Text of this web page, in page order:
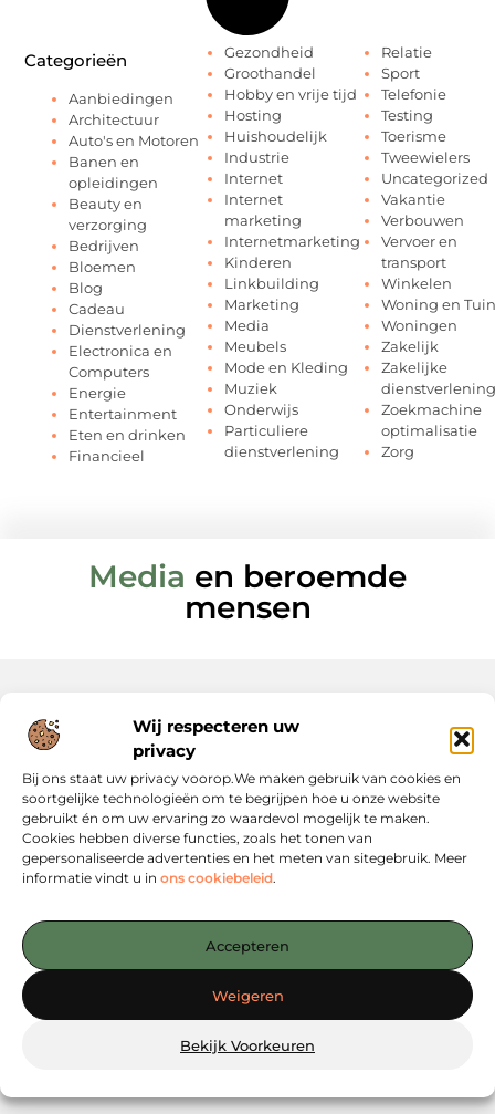
Wij respecteren uw
privacy
Bij ons staat uw privacy voorop.We maken gebruik van cookies en
soortgelijke technologieën om te begrijpen hoe u onze website
gebruikt én om uw ervaring zo waardevol mogelijk te maken.
Cookies hebben diverse functies, zoals het tonen van
gepersonaliseerde advertenties en het meten van sitegebruik. Meer
informatie vindt u in ons cookiebeleid.
Accepteren
Weigeren
Bekijk Voorkeuren
Categorieën
Aanbiedingen
Architectuur
Auto's en Motoren
Banen en
opleidingen
Beauty en
verzorging
Bedrijven
Bloemen
Blog
Cadeau
Dienstverlening
Electronica en
Computers
Energie
Entertainment
Eten en drinken
Financieel
Gezondheid
Groothandel
Hobby en vrije tijd
Hosting
Huishoudelijk
Industrie
Internet
Internet
marketing
Internetmarketing
Kinderen
Linkbuilding
Marketing
Media
Meubels
Mode en Kleding
Muziek
Onderwijs
Particuliere
dienstverlening
Relatie
Sport
Telefonie
Testing
Toerisme
Tweewielers
Uncategorized
Vakantie
Verbouwen
Vervoer en
transport
Winkelen
Woning en Tuin
Woningen
Zakelijk
Zakelijke
dienstverlening
Zoekmachine
optimalisatie
Zorg
Media en beroemde
mensen
inzichten die jou verder helpen. Alles overzichtelijk
ontdekken op Linkstrategy.nl!
Onze informatie